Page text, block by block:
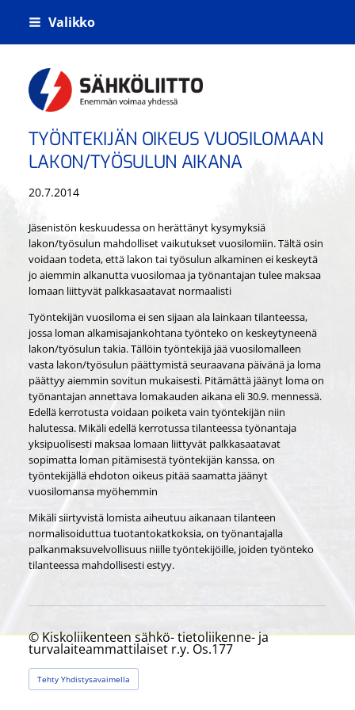
Siirry
sivun
sisältöön
Valikko
Kiskoliikenteen sähkö- tietoliikenne-
TYÖNTEKIJÄN OIKEUS VUOSILOMAAN
LAKON/TYÖSULUN AIKANA
20.7.2014
Jäsenistön keskuudessa on herättänyt kysymyksiä
lakon/työsulun mahdolliset vaikutukset vuosilomiin. Tältä osin
voidaan todeta, että lakon tai työsulun alkaminen ei keskeytä
jo aiemmin alkanutta vuosilomaa ja työnantajan tulee maksaa
lomaan liittyvät palkkasaatavat normaalisti
Työntekijän vuosiloma ei sen sijaan ala lainkaan tilanteessa,
jossa loman alkamisajankohtana työnteko on keskeytyneenä
lakon/työsulun takia. Tällöin työntekijä jää vuosilomalleen
vasta lakon/työsulun päättymistä seuraavana päivänä ja loma
päättyy aiemmin sovitun mukaisesti. Pitämättä jäänyt loma on
työnantajan annettava lomakauden aikana eli 30.9. mennessä.
Edellä kerrotusta voidaan poiketa vain työntekijän niin
halutessa. Mikäli edellä kerrotussa tilanteessa työnantaja
yksipuolisesti maksaa lomaan liittyvät palkkasaatavat
sopimatta loman pitämisestä työntekijän kanssa, on
työntekijällä ehdoton oikeus pitää saamatta jäänyt
vuosilomansa myöhemmin
Mikäli siirtyvistä lomista aiheutuu aikanaan tilanteen
normalisoiduttua tuotantokatkoksia, on työnantajalla
palkanmaksuvelvollisuus niille työntekijöille, joiden työnteko
tilanteessa mahdollisesti estyy.
©Kiskoliikenteen sähkö- tietoliikenne- ja
turvalaiteammattilaiset r.y. Os.177
Tehty Yhdistysavaimella